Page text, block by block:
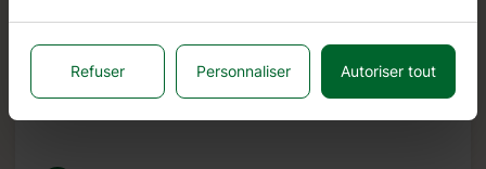
Nous pouvons fièrement affirmer que notre taux de
retour ou de défaut est inférieur à 0,5 %, tandis que la
Refuser Personnaliser Autoriser tout